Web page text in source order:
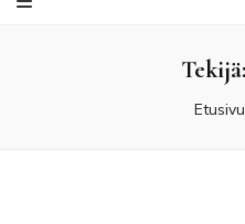
Tekijä:
Etusivu